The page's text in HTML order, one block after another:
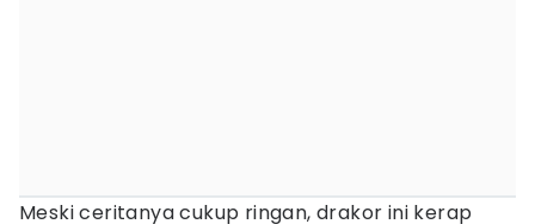
Meski ceritanya cukup ringan, drakor ini kerap